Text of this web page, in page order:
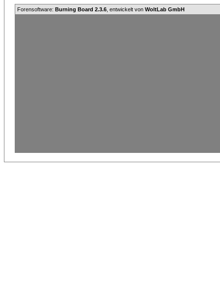
Forensoftware: Burning Board 2.3.6 , entwickelt von WoltLab GmbH